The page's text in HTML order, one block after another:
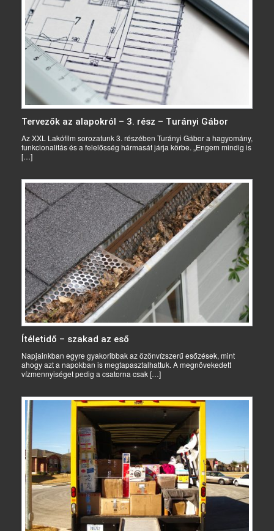
Tervezők az alapokról – 3. rész – Turányi Gábor
Az XXL Lakófilm sorozatunk 3. részében Turányi Gábor a hagyomány,
funkcionalitás és a felelősség hármasát járja körbe. „Engem mindig is
[…]
Ítéletidő – szakad az eső
Napjainkban egyre gyakoribbak az özönvízszerű esőzések, mint
ahogy azt a napokban is megtapasztalhattuk. A megnövekedett
vízmennyiséget pedig a csatorna csak […]